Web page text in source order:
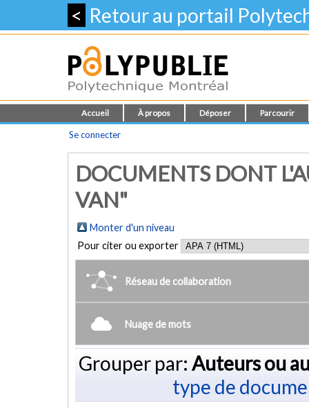
< Retour au portail
Accueil À propos Déposer Parcourir
Se connecter
DOCUMENTS DONT
VAN"
Monter d'un niveau
Pour citer ou exporter
Réseau de collaboration
Nuage de mots
Grouper par: Auteurs ou
type de